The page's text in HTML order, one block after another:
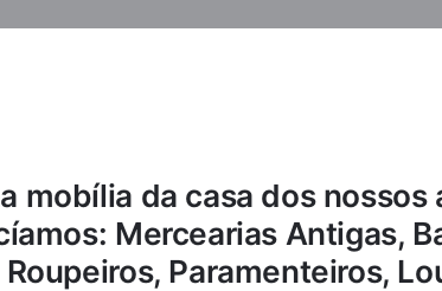
mobília da casa dos
Mercearias Antigas,
Paramenteiros,